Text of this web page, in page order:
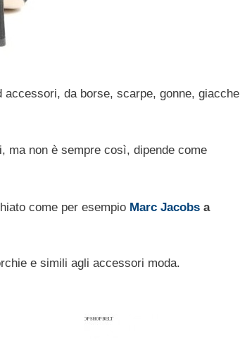
accessori, da borse, scarpe, gonne, giacche
ma non è sempre così, dipende come
come per esempio Marc Jacobs a
e simili agli accessori moda.